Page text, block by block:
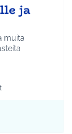
ja
muita
Liikunta ja